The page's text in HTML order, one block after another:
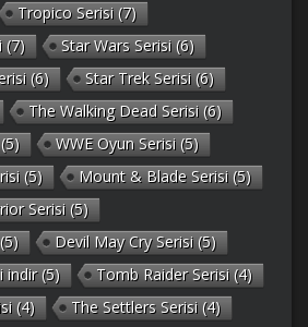
Tropico Serisi (7)
(7) Star Wars Serisi (6)
(6) Star Trek Serisi (6)
The Walking Dead Serisi (6)
(5) WWE Oyun Serisi (5)
(5) Mount & Blade Serisi (5)
Serisi (5)
(5) Devil May Cry Serisi (5)
indir(5) Tomb Raider Serisi (4)
(4) The Settlers Serisi (4)